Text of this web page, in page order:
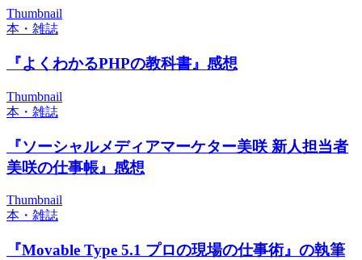
Thumbnail
本・雑誌
『よくわかるPHPの教科書』感想
Thumbnail
本・雑誌
『ソーシャルメディアマーケター美咲 新人担当者
美咲の仕事帳』感想
Thumbnail
本・雑誌
『Movable Type 5.1 プロの現場の仕事術』の執筆